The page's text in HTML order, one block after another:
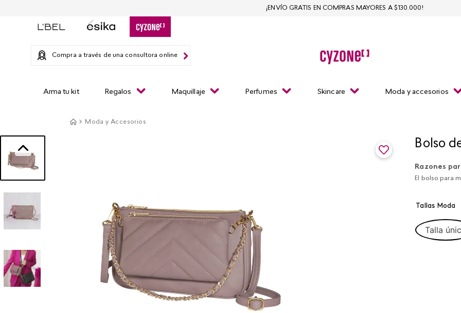
Compra a través de una consultora online
Arma tu kit Regalos Maquillaje Perfumes Skincare Moda y accesorios
¡ENVÍO GRATIS EN COMPRAS MAYORES A $130.000!
Moda y Accesorios
Bolso
Razones
El bolso para
Tallas Moda
Talla